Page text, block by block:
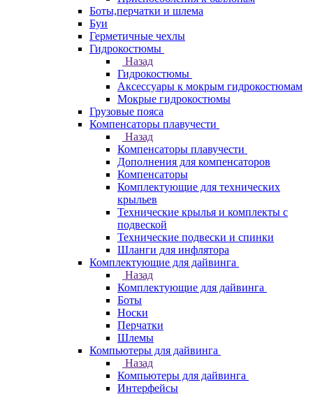
Боты,перчатки и шлема
Буи
Герметичные чехлы
Гидрокостюмы
Назад
Гидрокостюмы
Аксессуары к мокрым гидрокостюмам
Мокрые гидрокостюмы
Грузовые пояса
Компенсаторы плавучести
Назад
Компенсаторы плавучести
Дополнения для компенсаторов
Компенсаторы
Комплектующие для технических
крыльев
Технические крылья и комплекты с
подвеской
Технические подвески и спинки
Шланги для инфлятора
Комплектующие для дайвинга
Назад
Комплектующие для дайвинга
Боты
Носки
Перчатки
Шлемы
Компьютеры для дайвинга
Назад
Компьютеры для дайвинга
Интерфейсы